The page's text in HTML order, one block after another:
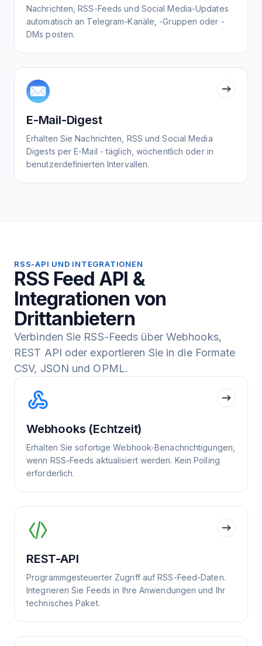
Nachrichten, RSS-Feeds und Social Media-Updates
automatisch an Telegram-Kanäle, -Gruppen oder -
DMs posten.
E-Mail-Digest
Erhalten Sie Nachrichten, RSS und Social Media
Digests per E-Mail - täglich, wöchentlich oder in
benutzerdefinierten Intervallen.
RSS-API UND INTEGRATIONEN
RSS Feed API &
Integrationen von
Drittanbietern
Verbinden Sie RSS-Feeds über Webhooks,
REST API oder exportieren Sie in die Formate
CSV, JSON und OPML.
Webhooks (Echtzeit)
Erhalten Sie sofortige Webhook-Benachrichtigungen,
wenn RSS-Feeds aktualisiert werden. Kein Polling
erforderlich.
REST-API
Programmgesteuerter Zugriff auf RSS-Feed-Daten.
Integrieren Sie Feeds in Ihre Anwendungen und Ihr
technisches Paket.